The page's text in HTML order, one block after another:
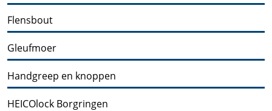
Flensbout
Gleufmoer
Handgreep en knoppen
HEICOlock Borgringen